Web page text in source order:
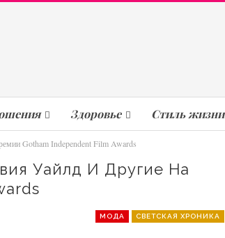
Здоровье Стиль жизни
Gotham Independent Film Awards
Уайлд И Другие На
МОДА СВЕТСКАЯ ХРОНИКА